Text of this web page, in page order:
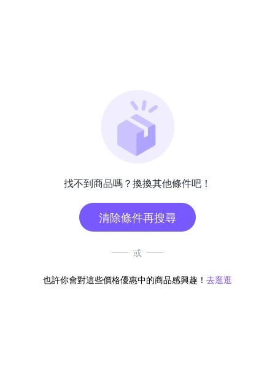
找不到商品嗎？換換其他條件吧！
清除條件再搜尋
或
也許你會對這些價格優惠中的商品感興趣！ 去逛逛